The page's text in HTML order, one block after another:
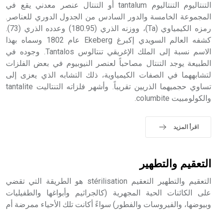
- هل تعلم أن أبجر Abgar اسم معروف جيداً يعود إلى عدد من
الملوك الذين حكموا مدينة إديسا (الرها) من أبجر الأول وحتى
التاسع، وهم ينتسبون إلى أسرة أوسروين
حيث تقتصر القيمة الصوتية للعلامة الك
التنتاليوم التنتاليوم tantalum أو التنتال عنصر معدني يقع في
المجموعة الخامسة والدور السادس من الجدول الدوري للعناصر.
رمزه الكيمياوي (Ta)، ووزنه الذري (180.95) وعدده الذري (73).
كشفه العالم السويدي إكبرغ Ekeberg عام 1802 وسماه بهذا
الاسم نسبة إلى الملك الإغريقي تنتالوس Tantalos. وجوده في
الطبيعة يوجد التنتال مصاحباً لعنصر النيوبيوم في بعض الفلزات
لتشابههما في الصفات الكيمياوية، ذلك التشابه الذي يعزى إلى
تساوي حجميهما الذريين تقريباً. وأشهر فلزاته التنتاليت tantalite
والكولومبيت columbite.
اقرأ المزيد
التعقيم والتطهير
التعقيم والتطهير التعقيم stérilisation هو الطريقة التي تقضي
على الكائنات الحية المجهرية (كالجراثيم وأبواغها والطفيليات
وبيوضها، والفيروسات والفطور) سواءً أكانت تلك الأحياء ممرضة أم